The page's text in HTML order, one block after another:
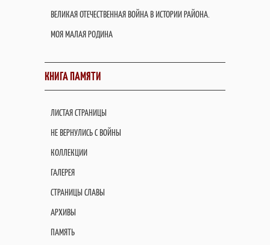
ВЕЛИКАЯ ОТЕЧЕСТВЕННАЯ ВОЙНА В ИСТОРИИ РАЙОНА.
МОЯ МАЛАЯ РОДИНА
КНИГА ПАМЯТИ
ЛИСТАЯ СТРАНИЦЫ
НЕ ВЕРНУЛИСЬ С ВОЙНЫ
КОЛЛЕКЦИИ
ГАЛЕРЕЯ
СТРАНИЦЫ СЛАВЫ
АРХИВЫ
ПАМЯТЬ